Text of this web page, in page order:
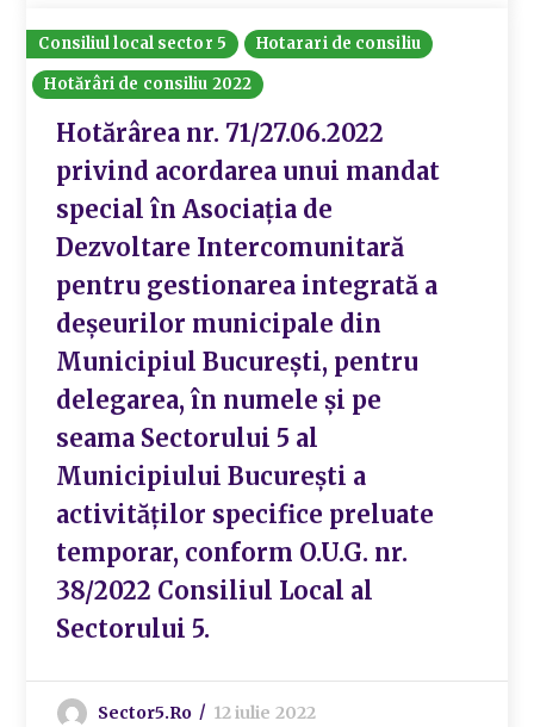
Consiliul local sector 5
Hotarari de consiliu
Hotărâri de consiliu 2022
Hotărârea nr. 71/27.06.2022
privind acordarea unui mandat
special în Asociația de
Dezvoltare Intercomunitară
pentru gestionarea integrată a
deșeurilor municipale din
Municipiul București, pentru
delegarea, în numele și pe
seama Sectorului 5 al
Municipiului București a
activităților specifice preluate
temporar, conform O.U.G. nr.
38/2022 Consiliul Local al
Sectorului 5.
Sector5.ro 12 iulie 2022